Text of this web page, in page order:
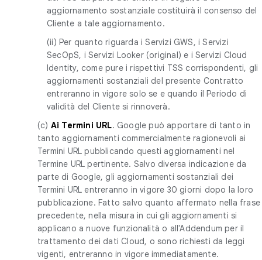
aggiornamento sostanziale costituirà il consenso del
Cliente a tale aggiornamento.
(ii) Per quanto riguarda i Servizi GWS, i Servizi
SecOpS, i Servizi Looker (original) e i Servizi Cloud
Identity, come pure i rispettivi TSS corrispondenti, gli
aggiornamenti sostanziali del presente Contratto
entreranno in vigore solo se e quando il Periodo di
validità del Cliente si rinnoverà.
(c) Ai Termini URL. Google può apportare di tanto in
tanto aggiornamenti commercialmente ragionevoli ai
Termini URL pubblicando questi aggiornamenti nel
Termine URL pertinente. Salvo diversa indicazione da
parte di Google, gli aggiornamenti sostanziali dei
Termini URL entreranno in vigore 30 giorni dopo la loro
pubblicazione. Fatto salvo quanto affermato nella frase
precedente, nella misura in cui gli aggiornamenti si
applicano a nuove funzionalità o all'Addendum per il
trattamento dei dati Cloud, o sono richiesti da leggi
vigenti, entreranno in vigore immediatamente.